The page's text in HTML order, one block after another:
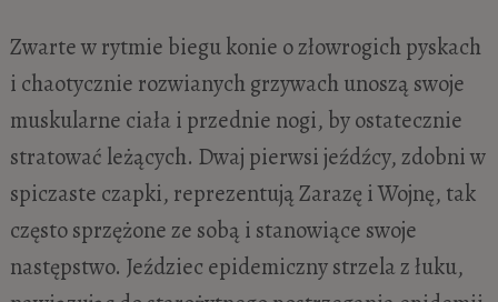
Zwarte w rytmie biegu konie o złowrogich pyskach
i chaotycznie rozwianych grzywach unoszą swoje
muskularne ciała i przednie nogi, by ostatecznie
stratować leżących. Dwaj pierwsi jeźdźcy, zdobni w
spiczaste czapki, reprezentują Zarazę i Wojnę, tak
często sprzężone ze sobą i stanowiące swoje
następstwo. Jeździec epidemiczny strzela z łuku,